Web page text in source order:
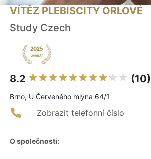
VÍTĚZ PLEBISCITY ORLOVÉ
Study Czech
8.2 (10)
Brno, U Červeného mlýna 64/1
Zobrazit telefonní číslo
O společnosti: